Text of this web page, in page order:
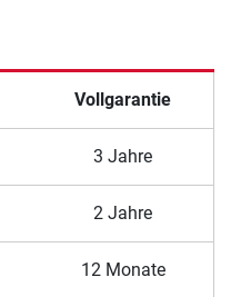
Vollgarantie
3 Jahre
2 Jahre
12 Monate